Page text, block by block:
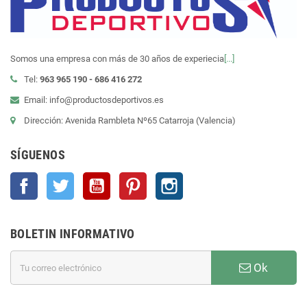
Somos una empresa con más de 30 años de experiecia [...]
Tel: 963 965 190 - 686 416 272
Email: info@productosdeportivos.es
Dirección: Avenida Rambleta Nº65 Catarroja (Valencia)
SÍGUENOS
Facebook Twitter YouTube Pinterest
BOLETIN INFORMATIVO
Ok